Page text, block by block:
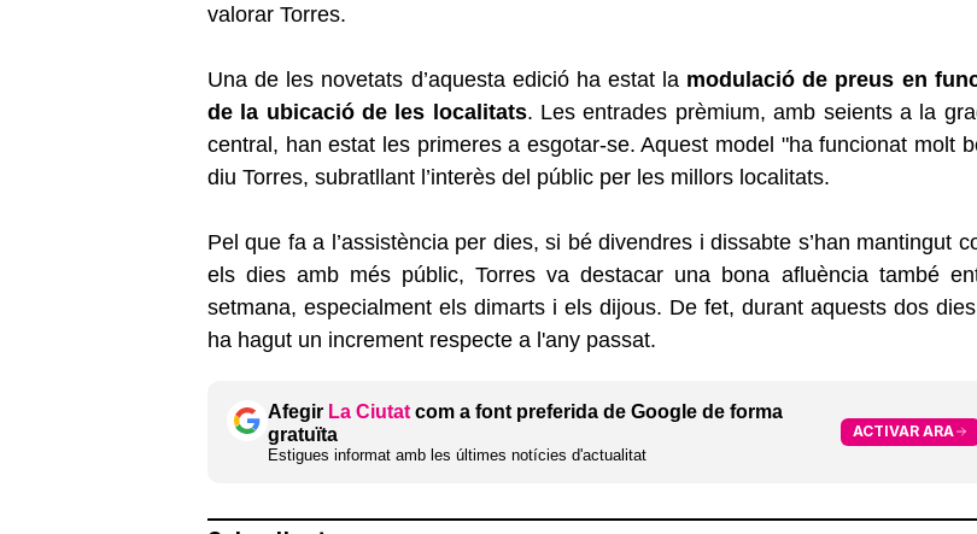
valorar Torres.
Una de les novetats d’aquesta edició ha estat la modulació de preus en
de la ubicació de les localitats. Les entrades prèmium, amb seients a la
central, han estat les primeres a esgotar-se. Aquest model "ha funcionat molt
diu Torres, subratllant l’interès del públic per les millors localitats.
Pel que fa a l’assistència per dies, si bé divendres i dissabte s’han mantingut
els dies amb més públic, Torres va destacar una bona afluència també
setmana, especialment els dimarts i els dijous. De fet, durant aquests dos
ha hagut un increment respecte a l'any passat.
Afegir La Ciutat com a font preferida de Google de forma
gratuïta
Estigues informat amb les últimes notícies d'actualitat
ACTIVAR ARA